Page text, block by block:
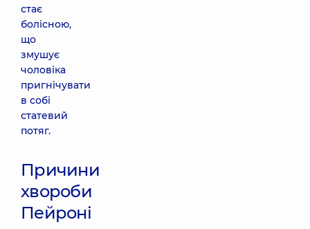
стає
болісною,
що
змушує
чоловіка
пригнічувати
в собі
статевий
потяг.
Причини
хвороби
Пейроні